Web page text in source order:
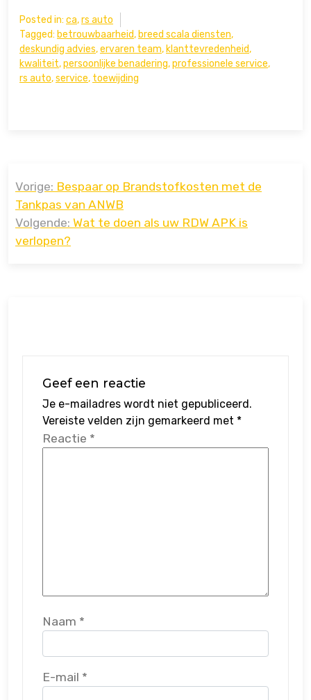
Posted in: ca,rs auto
Tagged: betrouwbaarheid, breed scala diensten,
deskundig advies,ervaren team, klanttevredenheid,
kwaliteit,persoonlijke benadering,professionele service,
rs auto,service, toewijding
navigatie
Vorige: Bespaar op Brandstofkosten met de
Tankpas van ANWB
Volgende: Wat te doen als uw RDW APK is
verlopen?
Geef een reactie
Je e-mailadres wordt niet gepubliceerd.
Vereiste velden zijn gemarkeerd met *
Reactie *
Naam *
E-mail *